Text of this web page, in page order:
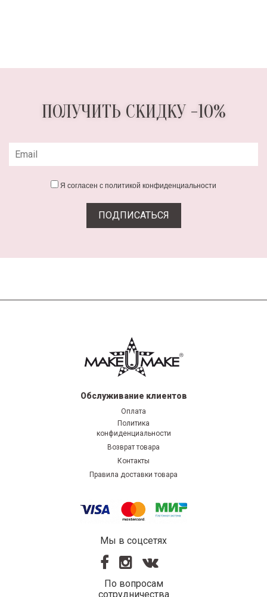
ПОЛУЧИТЬ СКИДКУ -10%
Я согласен с политикой конфиденциальности
Обслуживание клиентов
Оплата
Политика
конфиденциальности
Возврат товара
Контакты
Правила доставки товара
Мы в соцсетях
По вопросам
сотрудничества